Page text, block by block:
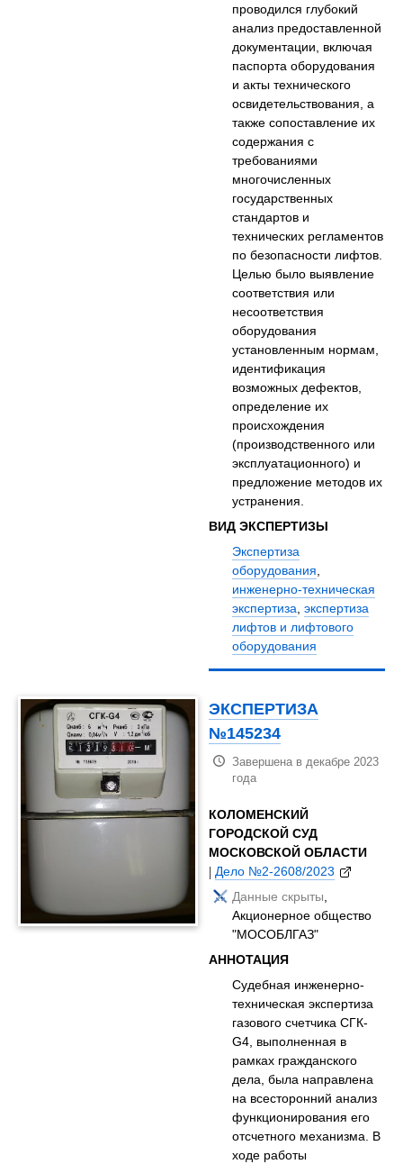
проводился глубокий
анализ предоставленной
документации, включая
паспорта оборудования
и акты технического
освидетельствования, а
также сопоставление их
содержания с
требованиями
многочисленных
государственных
стандартов и
технических регламентов
по безопасности лифтов.
Целью было выявление
соответствия или
несоответствия
оборудования
установленным нормам,
идентификация
возможных дефектов,
определение их
происхождения
(производственного или
эксплуатационного) и
предложение методов их
устранения.
ВИД ЭКСПЕРТИЗЫ
Экспертиза
оборудования,
инженерно-техническая
экспертиза,экспертиза
лифтов и лифтового
оборудования
ЭКСПЕРТИЗА
№145234
Завершена в декабре 2023
года
КОЛОМЕНСКИЙ
ГОРОДСКОЙ СУД
МОСКОВСКОЙ ОБЛАСТИ
| Дело №2-2608/2023
Данные скрыты
Акционерное общество
"МОСОБЛГАЗ"
АННОТАЦИЯ
Судебная инженерно-
техническая экспертиза
газового счетчика СГК-
G4, выполненная в
рамках гражданского
дела, была направлена
на всесторонний анализ
функционирования его
отсчетного механизма. В
ходе работы